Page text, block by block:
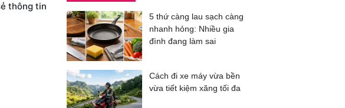
thông tin
5 thứ càng lau sạch càng
nhanh hỏng: Nhiều gia
đình đang làm sai
Cách đi xe máy vừa bền
vừa tiết kiệm xăng tối đa